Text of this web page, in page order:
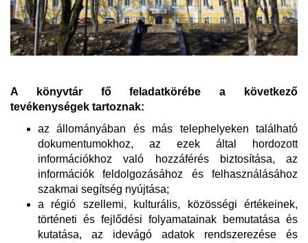
A könyvtár fő feladatkörébe a következő
tevékenységek tartoznak:
az állományában és más telephelyeken található
dokumentumokhoz, az ezek által hordozott
információkhoz való hozzáférés biztosítása, az
információk feldolgozásához és felhasználásához
szakmai segítség nyújtása;
a régió szellemi, kulturális, közösségi értékeinek,
történeti és fejlődési folyamatainak bemutatása és
kutatása, az idevágó adatok rendszerezése és